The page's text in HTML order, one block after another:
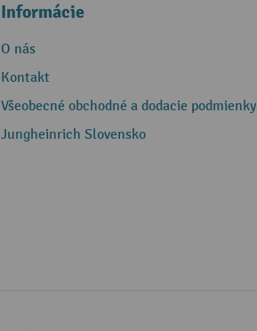
Informácie
O nás
Kontakt
Všeobecné obchodné a dodacie podmienky
Jungheinrich Slovensko